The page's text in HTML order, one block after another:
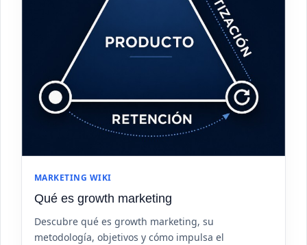
MARKETING WIKI
Qué es growth marketing
Descubre qué es growth marketing, su
metodología, objetivos y cómo impulsa el